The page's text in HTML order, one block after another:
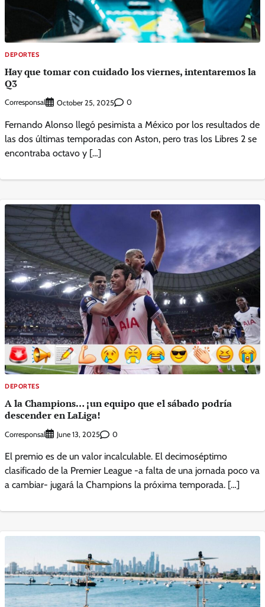
DEPORTES
Hay que tomar con cuidado los viernes, intentaremos la
Q3
Corresponsal October 25, 2025 0
Fernando Alonso llegó pesimista a México por los resultados de
las dos últimas temporadas con Aston, pero tras los Libres 2 se
encontraba octavo y […]
DEPORTES
A la Champions… ¡un equipo que el sábado podría
descender en LaLiga!
Corresponsal June 13, 2025 0
El premio es de un valor incalculable. El decimoséptimo
clasificado de la Premier League -a falta de una jornada poco va
a cambiar- jugará la Champions la próxima temporada. […]